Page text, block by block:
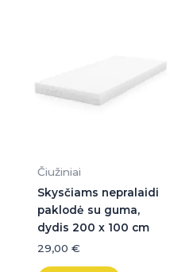
Čiužiniai
Skysčiams nepralaidi
paklodė su guma,
dydis 200 x 100 cm
29,00 €